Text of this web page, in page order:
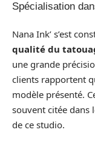
Spécialisation
Nana Ink’ s’est
qualité du
une grande
clients rapportent
modèle présenté.
souvent citée dans
de ce studio.